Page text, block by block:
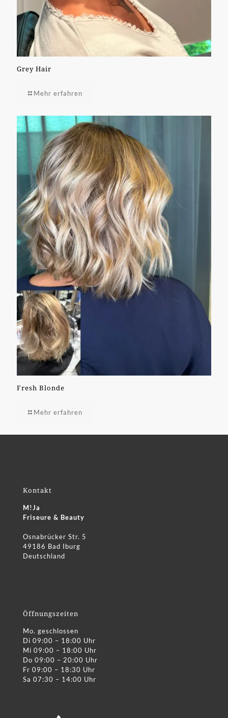
Grey Hair
Mehr erfahren
Fresh Blonde
Mehr erfahren
Kontakt
M!Ja
Friseure & Beauty
Osnabrücker Str. 5
49186 Bad Iburg
Deutschland
Öffnungszeiten
Mo. geschlossen
Di 09:00 – 18:00 Uhr
Mi 09:00 – 18:00 Uhr
Do 09:00 – 20:00 Uhr
Fr 09:00 – 18:30 Uhr
Sa 07:30 – 14:00 Uhr